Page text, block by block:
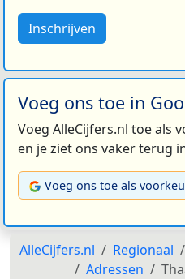
Inschrijven
Voeg ons toe in
Voeg AlleCijfers.nl toe als
en je ziet ons vaker terug
Voeg ons toe als
AlleCijfers.nl Regionaal
Adressen